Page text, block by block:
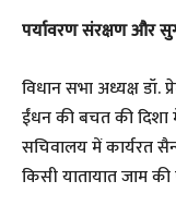
पर्यावरण संरक्षण और
​विधान सभा अध्यक्ष
ईंधन की बचत की दिशा
सचिवालय में कार्यरत
किसी यातायात जाम